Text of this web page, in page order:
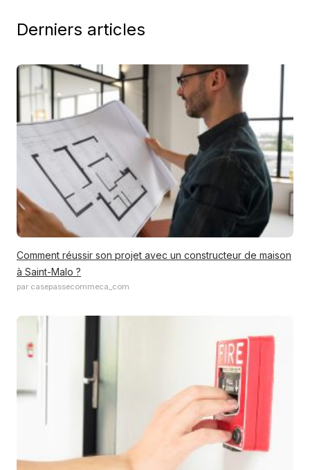
Derniers articles
Comment réussir son projet avec un constructeur de maison
à Saint-Malo ?
par casepassecommeca_com